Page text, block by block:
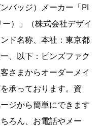
バッジ）メーカー「PI
）」（株式会社デザイ
ド名称、本社：東京都
、以下：ピンズファク
さまからオーダーメイ
承っております。資
ジから簡単にできます
ろん、お電話やメー